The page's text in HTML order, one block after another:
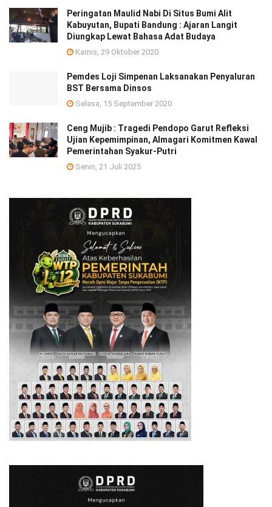
Peringatan Maulid Nabi Di Situs Bumi Alit
Kabuyutan, Bupati Bandung : Ajaran Langit
Diungkap Lewat Bahasa Adat Budaya
Kamis, 29 Oktober 2020
Pemdes Loji Simpenan Laksanakan Penyaluran
BST Bersama Dinsos
Selasa, 15 September 2020
Ceng Mujib : Tragedi Pendopo Garut Refleksi
Ujian Kepemimpinan, Almagari Komitmen Kawal
Pemerintahan Syakur-Putri
Senin, 21 Juli 2025